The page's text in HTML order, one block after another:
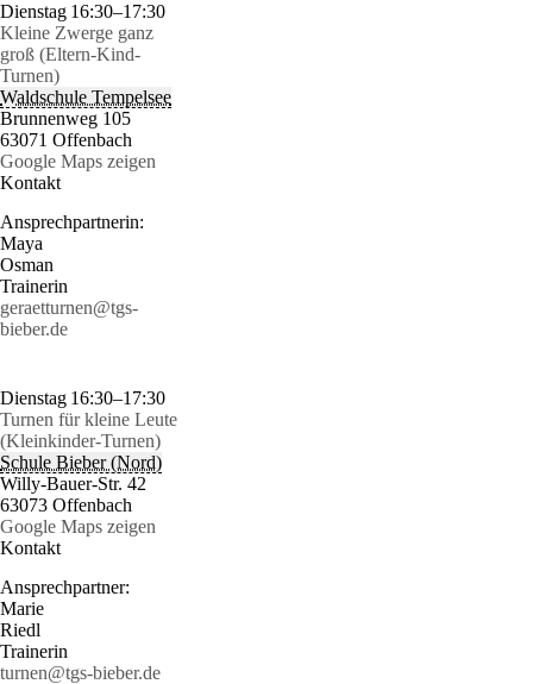
Dienstag 16:30–17:30
Kleine Zwerge ganz
groß (Eltern-Kind-
Turnen)
Waldschule Tempelsee
Brunnenweg 105
63071 Offenbach
Google Maps zeigen
Kontakt
Ansprechpartnerin:
Maya
Osman
Trainerin
geraetturnen@tgs-
bieber.de
Dienstag 16:30–17:30
Turnen für kleine Leute
(Kleinkinder-Turnen)
Schule Bieber (Nord)
Willy-Bauer-Str. 42
63073 Offenbach
Google Maps zeigen
Kontakt
Ansprechpartner:
Marie
Riedl
Trainerin
turnen@tgs-bieber.de